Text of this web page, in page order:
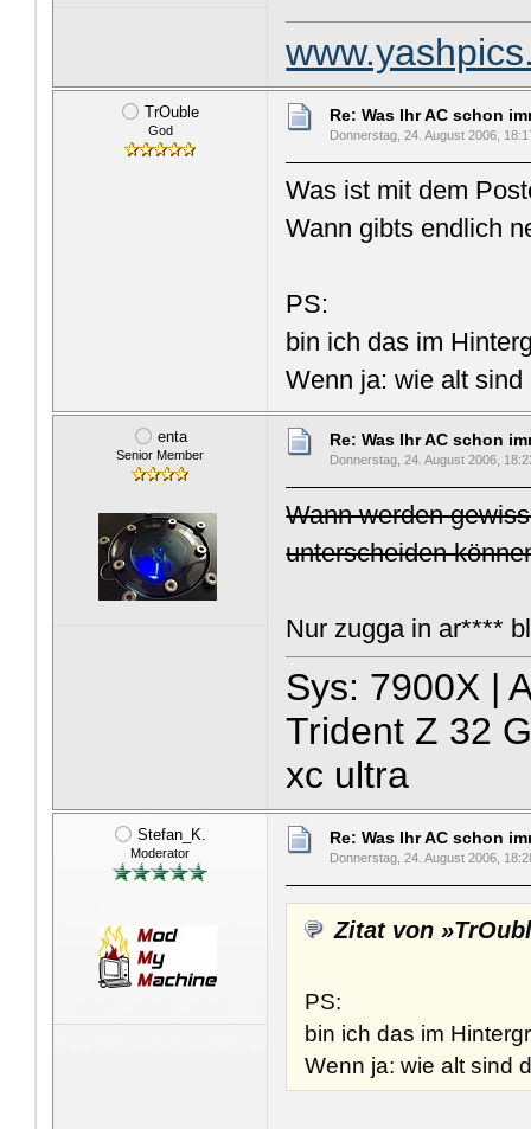
TrOuble
God
Re: Was Ihr AC schon
Donnerstag, 24. August 2006,
Was ist mit dem
Wann gibts endlich
PS:
bin ich das im
Wenn ja: wie alt
enta
Senior Member
Re: Was Ihr AC schon
Donnerstag, 24. August 2006,
Wann werden
unterscheiden
Nur zugga in ar****
Sys: 7900X |
Trident Z 32
xc ultra
Stefan_K.
Moderator
Re: Was Ihr AC schon
Donnerstag, 24. August 2006,
Zitat von
PS:
bin ich das im
Wenn ja: wie alt sind